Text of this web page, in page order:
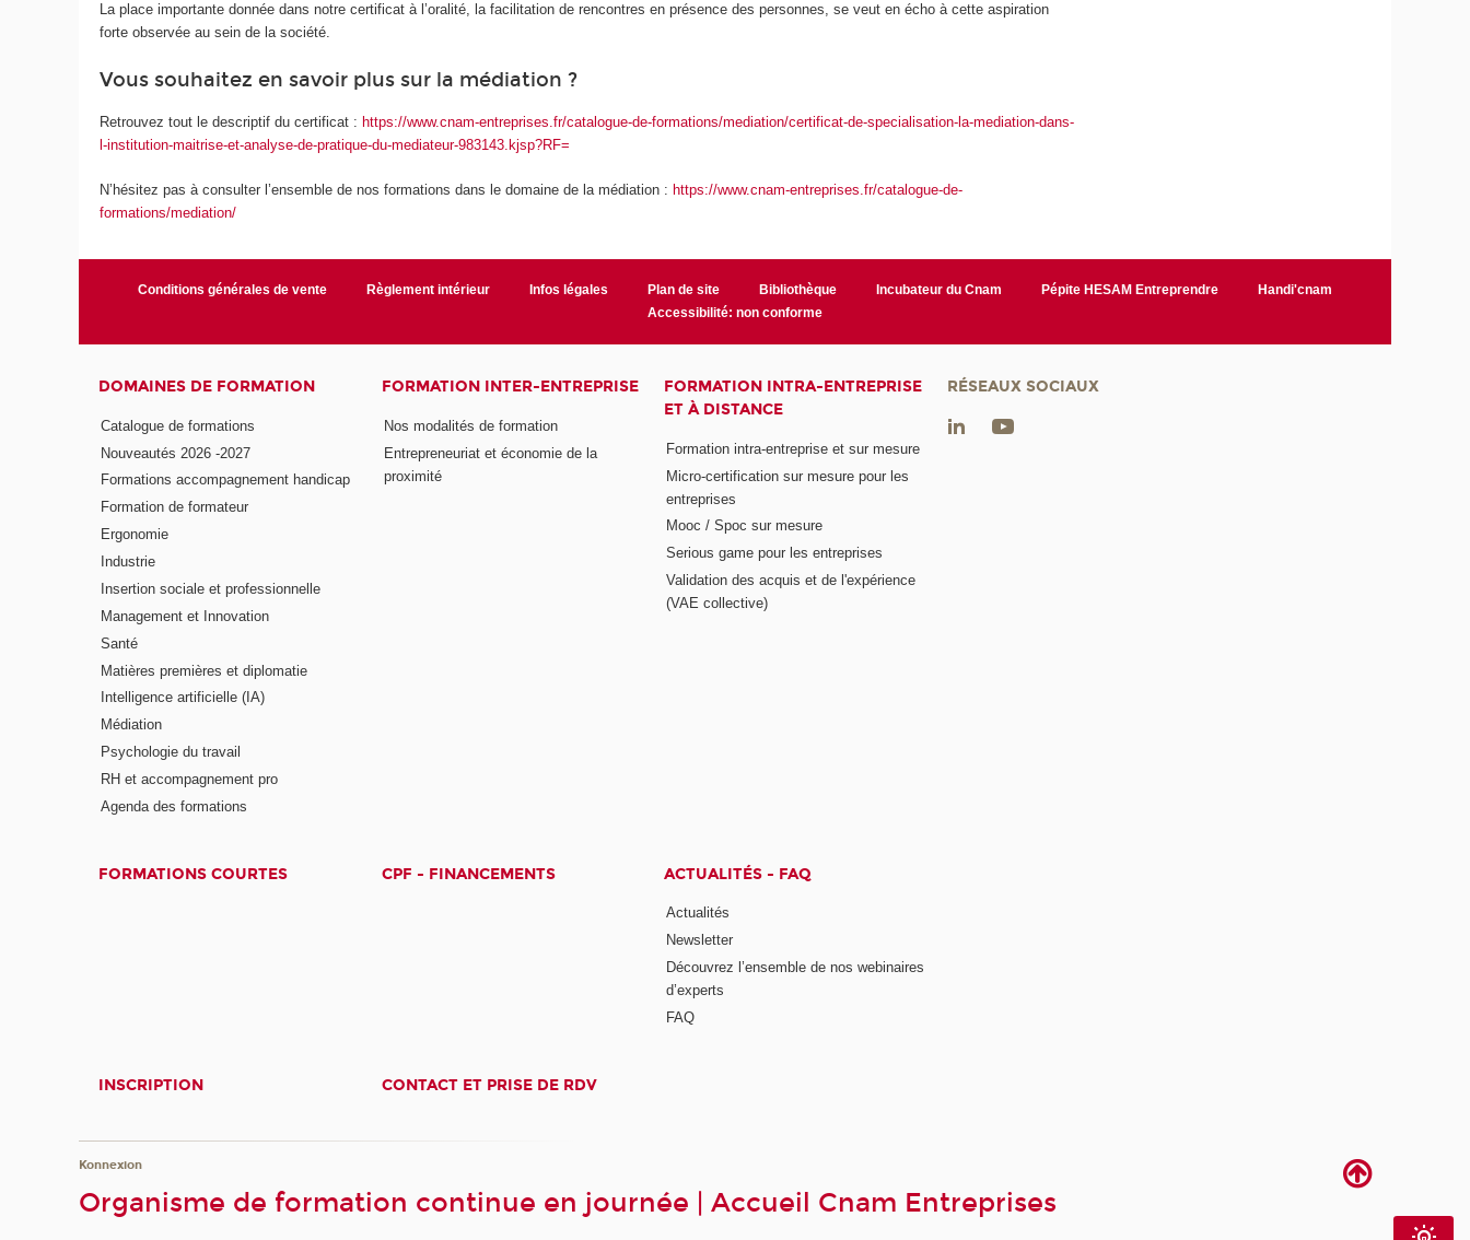
La place importante donnée dans notre certificat à l’oralité, la facilitation de rencontres en présence des personnes, se veut en écho à cette aspiration
forte observée au sein de la société.
Vous souhaitez en savoir plus sur la médiation ?
Retrouvez tout le descriptif du certificat : https://www.cnam-entreprises.fr/catalogue-de-formations/mediation/certificat-de-specialisation-la-mediation-dans-
l-institution-maitrise-et-analyse-de-pratique-du-mediateur-983143.kjsp?RF=
N’hésitez pas à consulter l’ensemble de nos formations dans le domaine de la médiation :https://www.cnam-entreprises.fr/catalogue-de-
formations/mediation/
Conditions générales de vente Règlement intérieur Infos légales Plan de site Bibliothèque Incubateur du Cnam Pépite HESAM Entreprendre
Handi'cnam
Accessibilité: non conforme
DOMAINES DE FORMATION
Catalogue de formations
Nouveautés 2026 -2027
Formations accompagnement handicap
Formation de formateur
Ergonomie
Industrie
Insertion sociale et professionnelle
Management et Innovation
Santé
Matières premières et diplomatie
Intelligence artificielle (IA)
Médiation
Psychologie du travail
RH et accompagnement pro
Agenda des formations
FORMATION INTER-ENTREPRISE
Nos modalités de formation
Entrepreneuriat et économie de la
proximité
FORMATION INTRA-ENTREPRISE
ET À DISTANCE
Formation intra-entreprise et sur mesure
Micro-certification sur mesure pour les
entreprises
Mooc / Spoc sur mesure
Serious game pour les entreprises
Validation des acquis et de l'expérience
(VAE collective)
FORMATIONS COURTES CPF - FINANCEMENTS ACTUALITÉS - FAQ
Actualités
Newsletter
Découvrez l’ensemble de nos webinaires
d’experts
FAQ
INSCRIPTION CONTACT ET PRISE DE RDV
RÉSEAUX SOCIAUX
Konnexion
Organisme de formation continue en journée | Accueil Cnam Entreprises